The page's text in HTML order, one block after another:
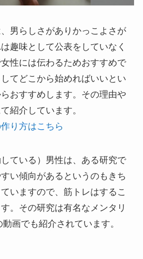
男らしさがありかっこよさが
趣味として公表をしていなく
性には伝わるためおすすめで
てどこから始めればいいとい
おすすめします。その理由や
紹介しています。
り方はこちら
ている）男性は、ある研究で
い傾向があるというのもきち
いますので、筋トレはするこ
。その研究は有名なメンタリ
画でも紹介されています。